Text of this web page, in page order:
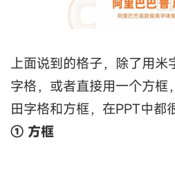
上面说到的格子，除了用米
字格，或者直接用一个方框
田字格和方框，在PPT中都
① 方框